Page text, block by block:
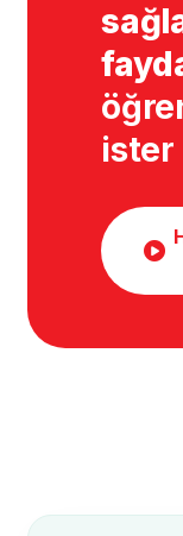
ister